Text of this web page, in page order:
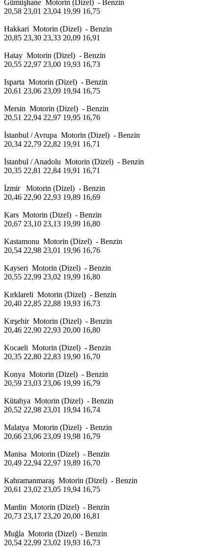
Gümüşhane Motorin (Dizel) - Benzin
20,58 23,01 23,04 19,99 16,75
Hakkari Motorin (Dizel) - Benzin
20,85 23,30 23,33 20,09 16,91
Hatay Motorin (Dizel) - Benzin
20,55 22,97 23,00 19,93 16,73
Isparta Motorin (Dizel) - Benzin
20,61 23,06 23,09 19,94 16,75
Mersin Motorin (Dizel) - Benzin
20,51 22,94 22,97 19,95 16,76
İstanbul / Avrupa Motorin (Dizel) - Benzin
20,34 22,79 22,82 19,91 16,71
İstanbul / Anadolu Motorin (Dizel) - Benzin
20,35 22,81 22,84 19,91 16,71
İzmir Motorin (Dizel) - Benzin
20,46 22,90 22,93 19,89 16,69
Kars Motorin (Dizel) - Benzin
20,67 23,10 23,13 19,99 16,80
Kastamonu Motorin (Dizel) - Benzin
20,54 22,98 23,01 19,96 16,76
Kayseri Motorin (Dizel) - Benzin
20,55 22,99 23,02 19,99 16,80
Kırklareli Motorin (Dizel) - Benzin
20,40 22,85 22,88 19,93 16,73
Kırşehir Motorin (Dizel) - Benzin
20,46 22,90 22,93 20,00 16,80
Kocaeli Motorin (Dizel) - Benzin
20,35 22,80 22,83 19,90 16,70
Konya Motorin (Dizel) - Benzin
20,59 23,03 23,06 19,99 16,79
Kütahya Motorin (Dizel) - Benzin
20,52 22,98 23,01 19,94 16,74
Malatya Motorin (Dizel) - Benzin
20,66 23,06 23,09 19,98 16,79
Manisa Motorin (Dizel) - Benzin
20,49 22,94 22,97 19,89 16,70
Kahramanmaraş Motorin (Dizel) - Benzin
20,61 23,02 23,05 19,94 16,75
Mardin Motorin (Dizel) - Benzin
20,73 23,17 23,20 20,00 16,81
Muğla Motorin (Dizel) - Benzin
20,54 22,99 23,02 19,93 16,73